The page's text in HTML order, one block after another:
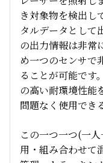
き対象物を検出し
タルデータとして
の出力情報は非常
め一つのセンサで
ることが可能です
の高い耐環境性能
問題なく使用でき
この一つ一つ(一
用・組み合わせて